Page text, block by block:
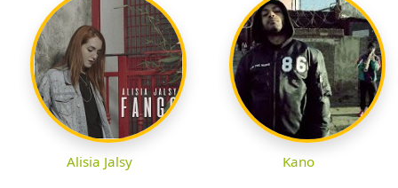
Alisia Jalsy Kano